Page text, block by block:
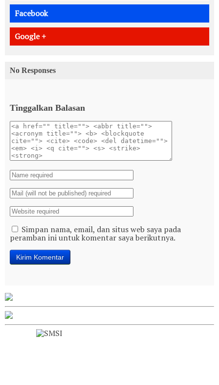
Facebook
Google +
No Responses
Tinggalkan Balasan
Simpan nama, email, dan situs web saya pada
peramban ini untuk komentar saya berikutnya.